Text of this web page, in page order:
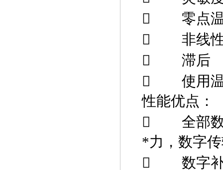
 零点
 非线
 滞后
 使用
性能优点：
 全部
*力，数字
 数字